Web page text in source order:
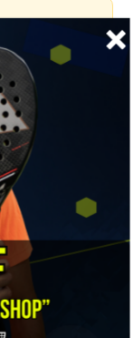
que busca
cómo queda
en tienda
electrónica
tensiónen
monta la